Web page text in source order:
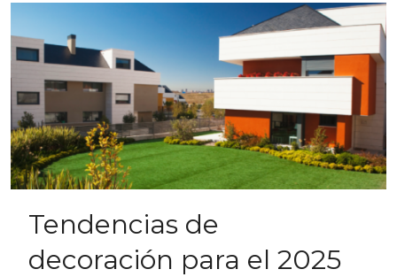
Tendencias de
decoración para el 2025